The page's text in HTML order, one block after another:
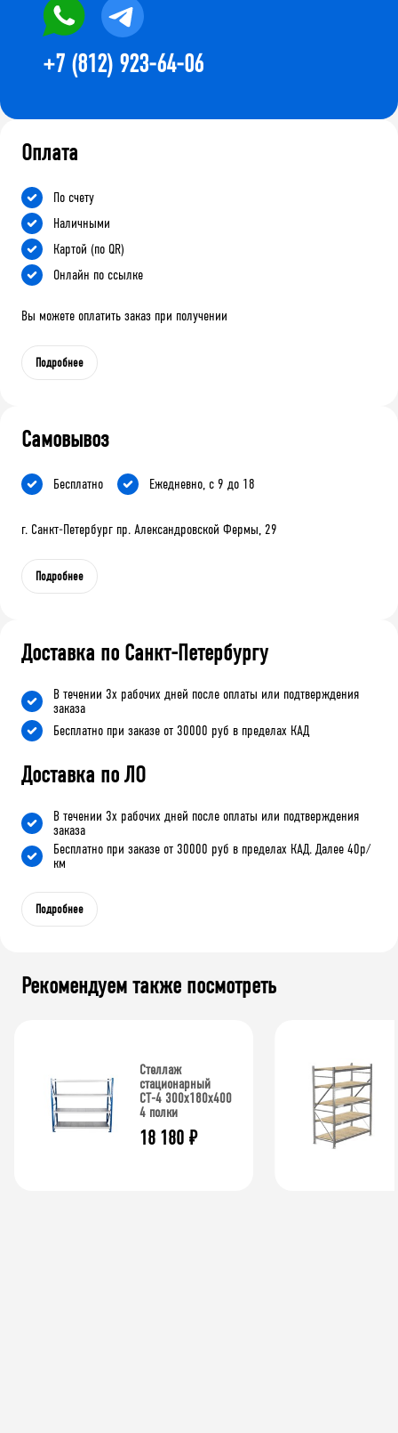
+7 (812) 923-64-06
Оплата
По счету
Наличными
Картой (по QR)
Онлайн по ссылке
Вы можете оплатить заказ при получении
Подробнее
Самовывоз
Бесплатно Ежедневно, с 9 до 18
г. Санкт-Петербург пр. Александровской Фермы, 29
Подробнее
Доставка по Санкт-Петербургу
В течении 3х рабочих дней после оплаты или подтверждения
заказа
Бесплатно при заказе от 30000 руб в пределах КАД
Доставка по ЛО
В течении 3х рабочих дней после оплаты или подтверждения
заказа
Бесплатно при заказе от 30000 руб в пределах КАД. Далее 40р/
км
Подробнее
Рекомендуем также посмотреть
Стеллаж
стационарный
СТ-4 300x180x400
4 полки
18 180 ₽